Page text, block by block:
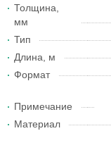
Толщина,
мм
Тип
Длина, м
Формат
Примечание
Материал